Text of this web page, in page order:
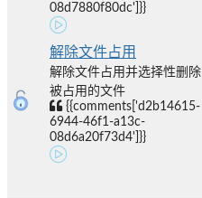
08d7880f80dc']}}
解除文件占用
解除文件占用并选择性删除
被占用的文件
{{comments['d2b14615-
6944-46f1-a13c-
08d6a20f73d4']}}